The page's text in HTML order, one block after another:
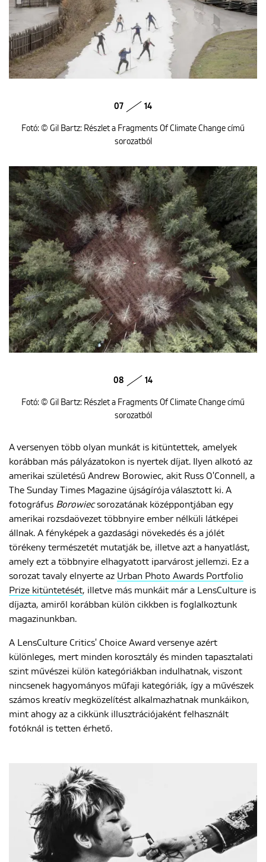
07 14
Fotó: © Gil Bartz: Részlet a Fragments Of Climate Change című
sorozatból
08 14
Fotó: © Gil Bartz: Részlet a Fragments Of Climate Change című
sorozatból
A versenyen több olyan munkát is kitüntettek, amelyek
korábban más pályázatokon is nyertek díjat. Ilyen alkotó az
amerikai születésű Andrew Borowiec, akit Russ O'Connell, a
The Sunday Times Magazine újságírója választott ki. A
fotográfus Borowiecsorozatának középpontjában egy
amerikai rozsdaövezet többnyire ember nélküli látképei
állnak. A fényképek a gazdasági növekedés és a jólét
törékeny természetét mutatják be, illetve azt a hanyatlást,
amely ezt a többnyire elhagyatott iparvárost jellemzi. Ez a
sorozat tavaly elnyerte az Urban Photo Awards Portfolio
Prize kitüntetését, illetve más munkáit már a LensCulture is
díjazta, amiről korábban külön cikkben is foglalkoztunk
magazinunkban.
A LensCulture Critics' Choice Award versenye azért
különleges, mert minden korosztály és minden tapasztalati
szint művészei külön kategóriákban indulhatnak, viszont
nincsenek hagyományos műfaji kategóriák, így a művészek
számos kreatív megközelítést alkalmazhatnak munkáikon,
mint ahogy az a cikkünk illusztrációjaként felhasznált
fotóknál is tetten érhető.